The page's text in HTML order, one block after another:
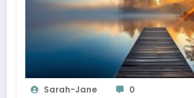
Sarah-Jane 0